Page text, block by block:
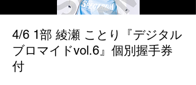
4/6 1部 綾瀬 ことり『デジタル
ブロマイドvol.6』個別握手券
付